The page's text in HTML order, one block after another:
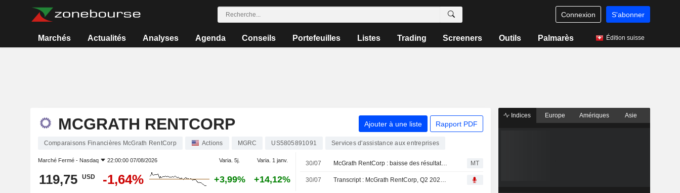
Connexion S'abonner
Marchés Actualités Analyses Agenda Conseils Portefeuilles Listes Trading Screeners Outils Palmarès Édition suisse
MCGRATH RENTCORP Ajouter à une liste Rapport PDF
Comparaisons Financières McGrath RentCorp Actions MGRC US5805891091 Services d'assistance aux entreprises
Marché Fermé - Nasdaq 22:00:00 07/08/2026 Varia. 5j. Varia. 1 janv.
119,75 USD -1,64% +3,99% +14,12%
30/07 McGrath RentCorp : baisse des résultats et du chiffre d'affaires au T2 ; les prévisions pour 2026 relevées MT
30/07 Transcript : McGrath RentCorp, Q2 2026 Earnings Call, Jul 29, 2026
Indices Europe Amériques Asie